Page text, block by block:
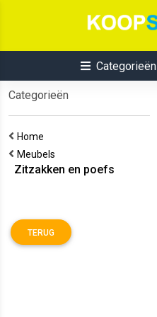
Categorieën
Categorieën
Home
Meubels
Zitzakken en poefs
TERUG